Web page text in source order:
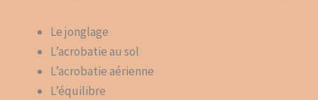
Le jonglage
L’acrobatie au sol
L’acrobatie aérienne
L’équilibre